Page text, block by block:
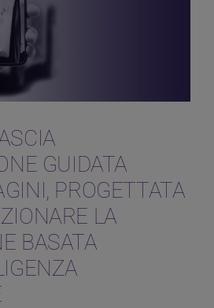
GUIDATA
PROGETTATA
LA
BASATA